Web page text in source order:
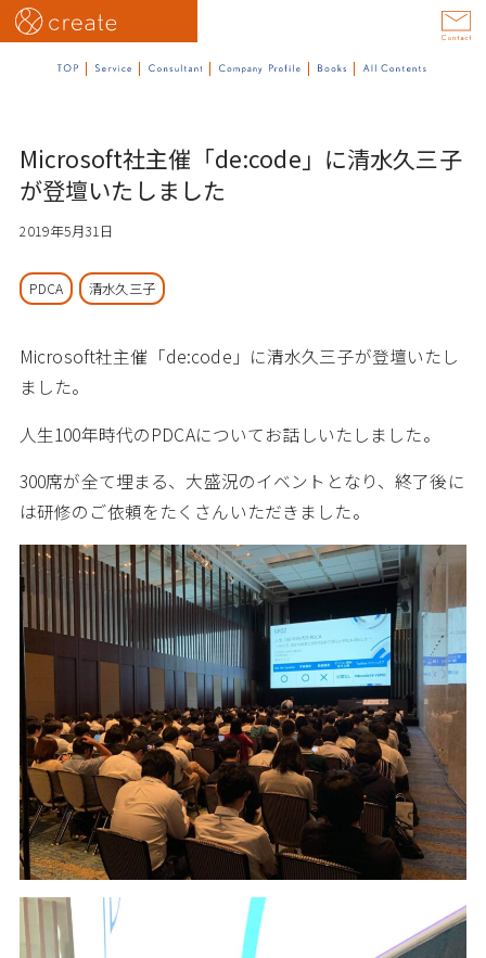
Microsoft社主催「de:code」に清水久三子
が登壇いたしました
2019年5月31日
PDCA 清水久三子
Microsoft社主催「de:code」に清水久三子が登壇いたし
ました。
人生100年時代のPDCAについてお話しいたしました。
300席が全て埋まる、大盛況のイベントとなり、終了後に
は研修のご依頼をたくさんいただきました。